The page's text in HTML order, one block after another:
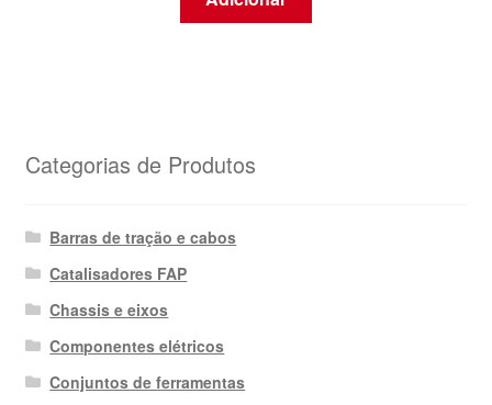
Categorias de Produtos
Barras de tração e cabos
Catalisadores FAP
Chassis e eixos
Componentes elétricos
Conjuntos de ferramentas